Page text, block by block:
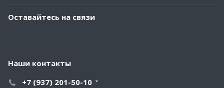
Оставайтесь на связи
Наши контакты
+7 (937) 201-50-10